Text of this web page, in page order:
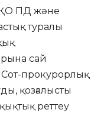
ПД және
туралы
сай
прокурорлық
қозғалысты
реттеу